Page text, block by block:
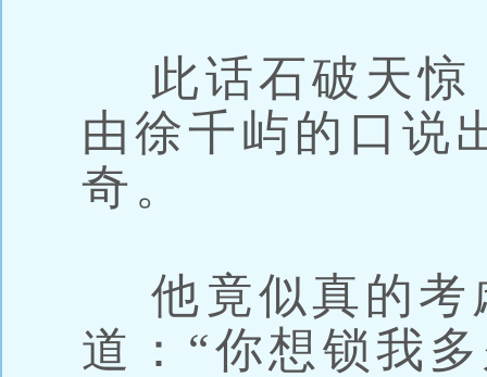
此话石破天惊
由徐千屿的口说
奇。
他竟似真的考
道：“你想锁我